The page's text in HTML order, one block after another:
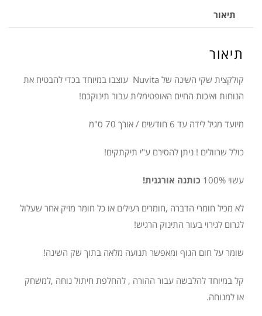
חורף
לתינוק
6
בז'
FLORAL
תיאור
תיאור
קולקצית שקי השינה של Nuvita עוצבו במיוחד בכדי להבטיח את
הנוחות ואיכות החיים האופטימלית עבור תינוקכם!
מיועד מגיל לידה עד 6 חודשים / אורך 70 ס"מ
כולל שרוולים ! ניתן להסירם ע"י תיקתקים!
עשוי 100% כותנה אורגנית!
לא מכיל חומרי הדברה ,חומרים רעילים או כל חומר מזיק אחר שעלול
לגרום לגירוי בעור התינוק הרגיש!
שומר על חום הגוף ומאפשר תנועה מלאה בתוך שק השינה!
קל במיוחד להלבשה עבור ההורה , להחלפת חיתול נוחה ,למשחק
או למנוחה.